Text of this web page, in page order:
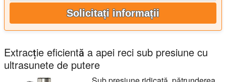
Solicitați informații
Extracție eficientă a apei reci sub presiune cu
ultrasunete de putere